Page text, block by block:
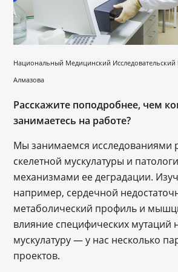
Национальный Медицинский
Алмазова
Расскажите поподробнее, чем
занимаетесь на работе?
Мы занимаемся исследованиями
скелетной мускулатуры и
механизмами ее деградации.
например, сердечной
метаболический профиль и
влияние специфических мутаций
мускулатуру — у нас несколько
проектов.